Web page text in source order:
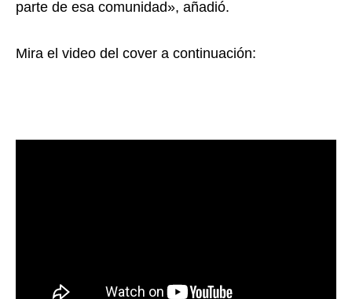
parte de esa comunidad», añadió.
Mira el video del cover a continuación: